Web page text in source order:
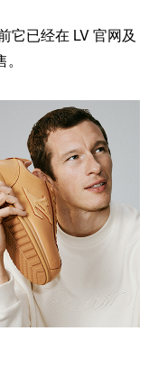
它已经在 LV 官网及